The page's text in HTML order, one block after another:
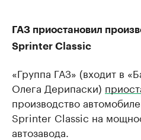
ГАЗ приостановил
Sprinter Classic
«Группа ГАЗ» (входит в
Олега Дерипаски)
производство
Sprinter Classic на
автозавода.